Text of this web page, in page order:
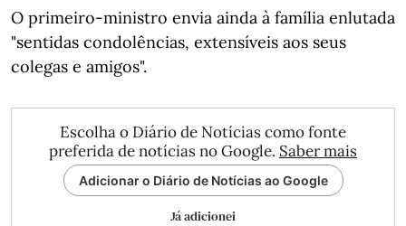
O primeiro-ministro envia ainda à família enlutada
"sentidas condolências, extensíveis aos seus
colegas e amigos".
Escolha o Diário de Notícias como fonte
preferida de notícias no Google. Saber mais
Adicionar o Diário de Notícias ao Google
Já adicionei